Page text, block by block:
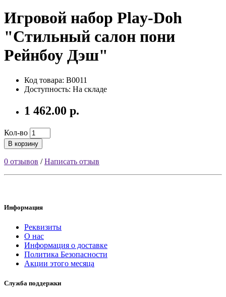
Игровой набор Play-Doh
"Стильный салон пони
Рейнбоу Дэш"
Код товара: B0011
Доступность: На складе
1 462.00 р.
Кол-во
В корзину
0 отзывов /Написать отзыв
Информация
Реквизиты
О нас
Информация о доставке
Политика Безопасности
Акции этого месяца
Служба поддержки